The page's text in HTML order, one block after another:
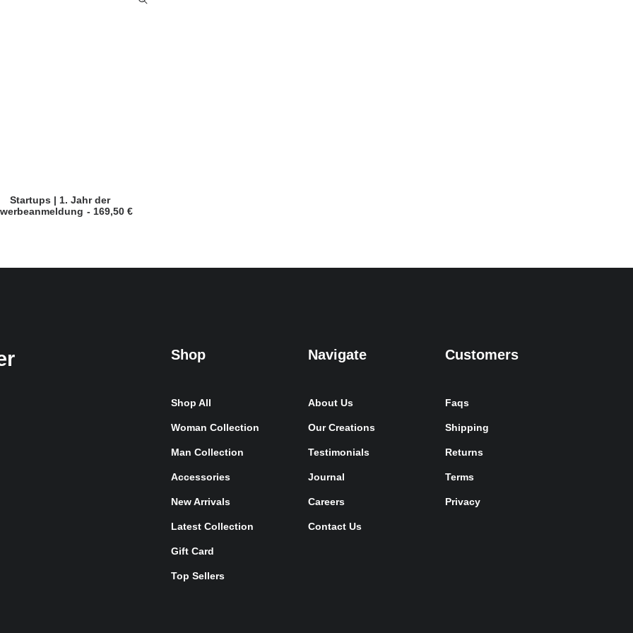
Startups | 1. Jahr der
169,50€
Shop
Shop All
Woman Collection
Man Collection
Accessories
New Arrivals
Latest Collection
Gift Card
Top Sellers
Navigate
About Us
Our Creations
Testimonials
Journal
Careers
Contact Us
Customers
Faqs
Shipping
Returns
Terms
Privacy